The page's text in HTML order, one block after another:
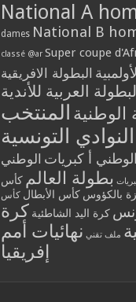
National A
dames National B
classé @ar Super coupe
البطولة الافريقية
البطولة العربية للأندية
الوطنية المنتخب
النوادي التونسية
الوطني أ كبريات الوطني
بطولة العالم كأس
بالكؤوس كأس الأبطال كأس
كرة اليد الشاطئية كرة
ملف تقني نهائيات أمم
إفريقيا